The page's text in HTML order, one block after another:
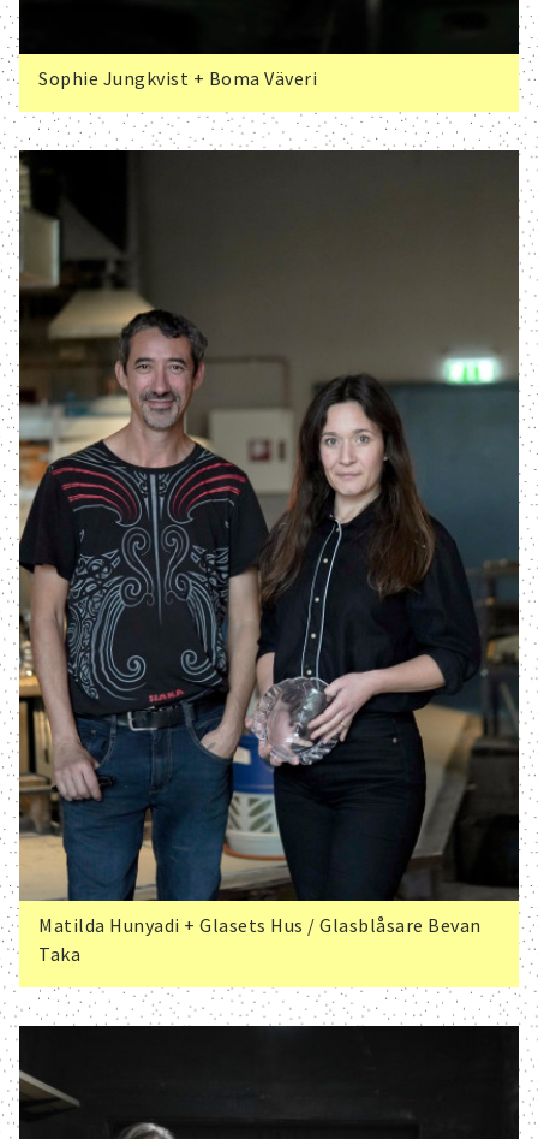
Sophie Jungkvist + Boma Väveri
Matilda Hunyadi + Glasets Hus / Glasblåsare Bevan
Taka